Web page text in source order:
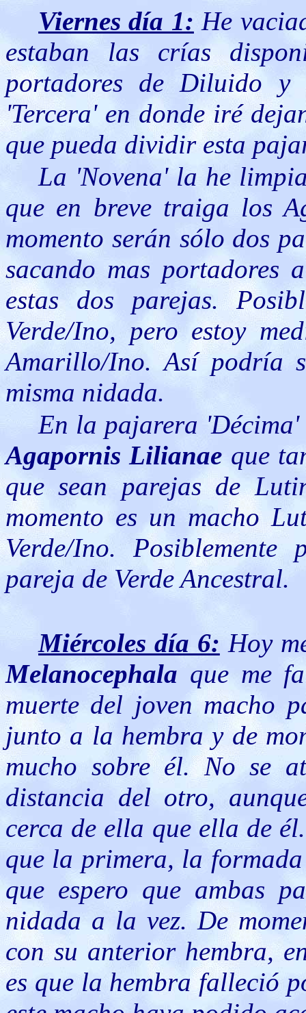
Viernes día 1: He
estaban las crías
portadores de Diluido
'Tercera' en donde iré
que pueda dividir esta
La 'Novena' la he
que en breve traiga los
momento serán sólo dos
sacando mas portadores
estas dos parejas.
Verde/Ino, pero estoy
Amarillo/Ino. Así podría
misma nidada.
En la pajarera 'Décima'
Agapornis Lilianae que
que sean parejas de
momento es un macho
Verde/Ino.
pareja de Verde Ancestral.
Miércoles día 6: Hoy
Melanocephala que me
muerte del joven macho
junto a la hembra y de
mucho sobre él. No se
distancia del otro,
cerca de ella que ella de
que la primera, la
que espero que ambas
nidada a la vez. De
con su anterior hembra,
es que la hembra falleció